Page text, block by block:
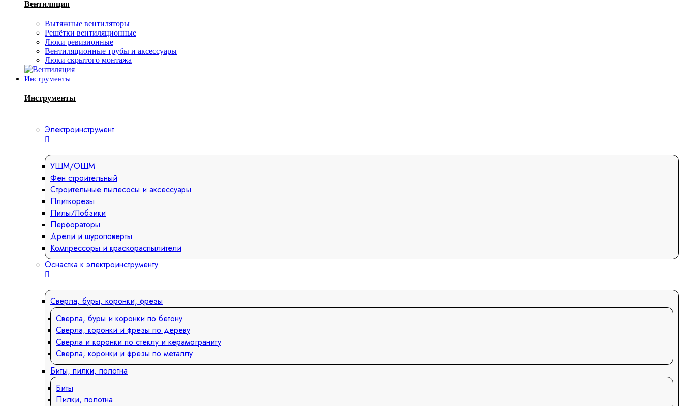
Вентиляция
Вытяжные вентиляторы
Решётки вентиляционные
Люки ревизионные
Вентиляционные трубы и аксессуары
Люки скрытого монтажа
Инструменты
Инструменты
Электроинструмент
УШМ/ОШМ
Фен строительный
Строительные пылесосы и аксессуары
Плиткорезы
Пилы/Лобзики
Перфораторы
Дрели и шуроповерты
Компрессоры и краскораспылители
Оснастка к электроинструменту
Сверла, буры, коронки, фрезы
Сверла, буры и коронки по бетону
Сверла, коронки и фрезы по дереву
Сверла и коронки по стеклу и керамограниту
Сверла, коронки и фрезы по металлу
Биты, пилки, полотна
Биты
Пилки, полотна